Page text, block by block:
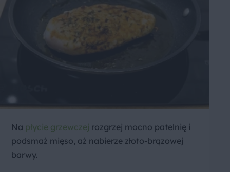
Na płycie grzewczej rozgrzej mocno patelnię i
podsmaż mięso, aż nabierze złoto-brązowej
barwy.